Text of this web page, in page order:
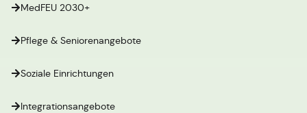
MedFEU 2030+
Pflege & Seniorenangebote
Soziale Einrichtungen
Integrationsangebote